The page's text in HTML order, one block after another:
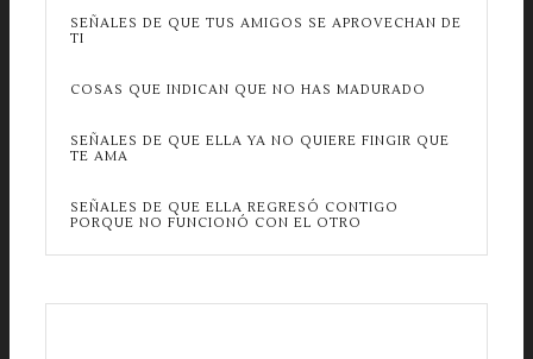
SEÑALES DE QUE TUS AMIGOS SE APROVECHAN DE
TI
COSAS QUE INDICAN QUE NO HAS MADURADO
SEÑALES DE QUE ELLA YA NO QUIERE FINGIR QUE
TE AMA
SEÑALES DE QUE ELLA REGRESÓ CONTIGO
PORQUE NO FUNCIONÓ CON EL OTRO